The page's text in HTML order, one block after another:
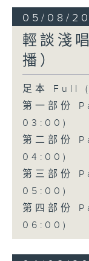
05/08/
輕談淺
播）
足本 Full
第一部份
03:00)
第二部份
04:00)
第三部份
05:00)
第四部份
06:00)